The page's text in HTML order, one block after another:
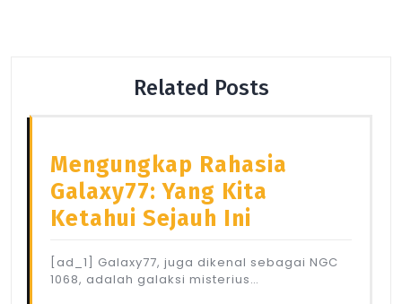
Related Posts
Mengungkap Rahasia
Galaxy77: Yang Kita
Ketahui Sejauh Ini
[ad_1] Galaxy77, juga dikenal sebagai NGC
1068, adalah galaksi misterius…